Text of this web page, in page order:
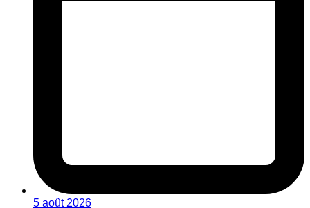
5 août 2026